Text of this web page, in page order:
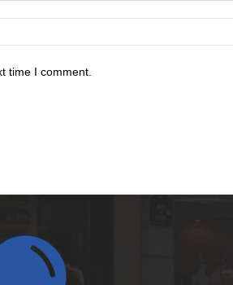
time I comment.